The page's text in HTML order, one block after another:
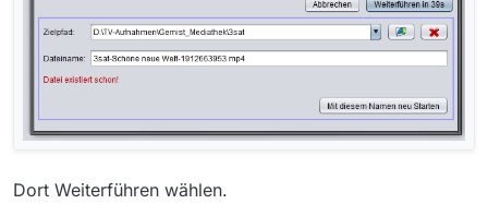
Dort Weiterführen wählen.